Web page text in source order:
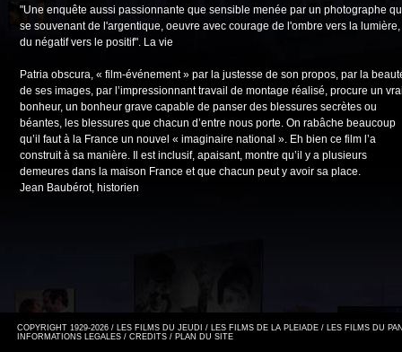
"Une enquête aussi passionnante que sensible menée par un photographe
se souvenant de l'argentique, oeuvre avec courage de l'ombre vers la lumière,
du négatif vers le positif". La vie
Patria obscura, « film-événement » par la justesse de son propos, par la
de ses images, par l’impressionnant travail de montage réalisé, procure un
bonheur, un bonheur grave capable de panser des blessures secrètes ou
béantes, les blessures que chacun d’entre nous porte. On rabâche beaucoup
qu’il faut à la France un nouvel « imaginaire national ». Eh bien ce film l’a
construit à sa manière. Il est inclusif, apaisant, montre qu’il y a plusieurs
demeures dans la maison France et que chacun peut y avoir sa place.
Jean Baubérot, historien
COPYRIGHT 1929-2026 / LES FILMS DU JEUDI / LES FILMS DE LA PLEIADE / LES FILMS DU
INFORMATIONS LEGALES / CREDITS / PLAN DU SITE